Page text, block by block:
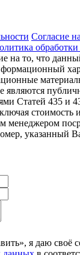
Согласие
на то, что
являются
Статей 435 и
стоимость
менеджером
указанный
я даю своё